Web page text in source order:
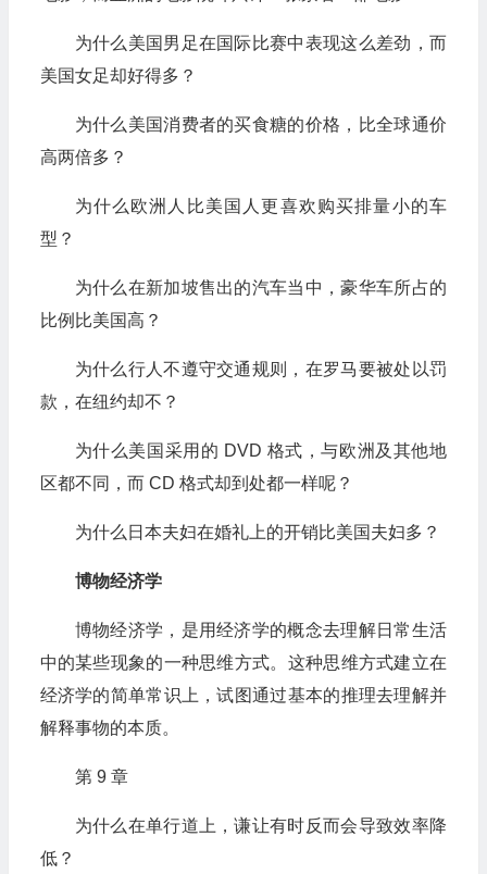
为什么美国男足在国际比赛中表现这么差劲，而
美国女足却好得多？
为什么美国消费者的买食糖的价格，比全球通价
高两倍多？
为什么欧洲人比美国人更喜欢购买排量小的车
型？
为什么在新加坡售出的汽车当中，豪华车所占的
比例比美国高？
为什么行人不遵守交通规则，在罗马要被处以罚
款，在纽约却不？
为什么美国采用的 DVD 格式，与欧洲及其他地
区都不同，而 CD 格式却到处都一样呢？
为什么日本夫妇在婚礼上的开销比美国夫妇多？
博物经济学
博物经济学，是用经济学的概念去理解日常生活
中的某些现象的一种思维方式。这种思维方式建立在
经济学的简单常识上，试图通过基本的推理去理解并
解释事物的本质。
第 9 章
为什么在单行道上，谦让有时反而会导致效率降
低？